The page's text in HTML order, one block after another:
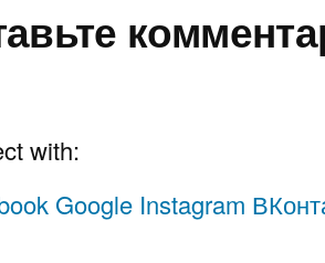
with:
Google Instagram